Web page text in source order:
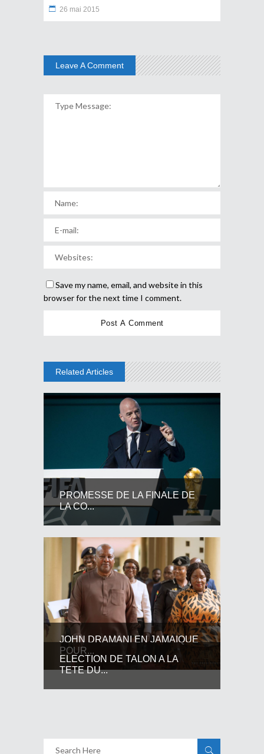
26 mai 2015
Leave A Comment
Save my name, email, and website in this
browser for the next time I comment.
Related Articles
PROMESSE DE LA FINALE DE
LA CO...
JOHN DRAMANI EN JAMAIQUE
POUR...
ELECTION DE TALON A LA
TETE DU...